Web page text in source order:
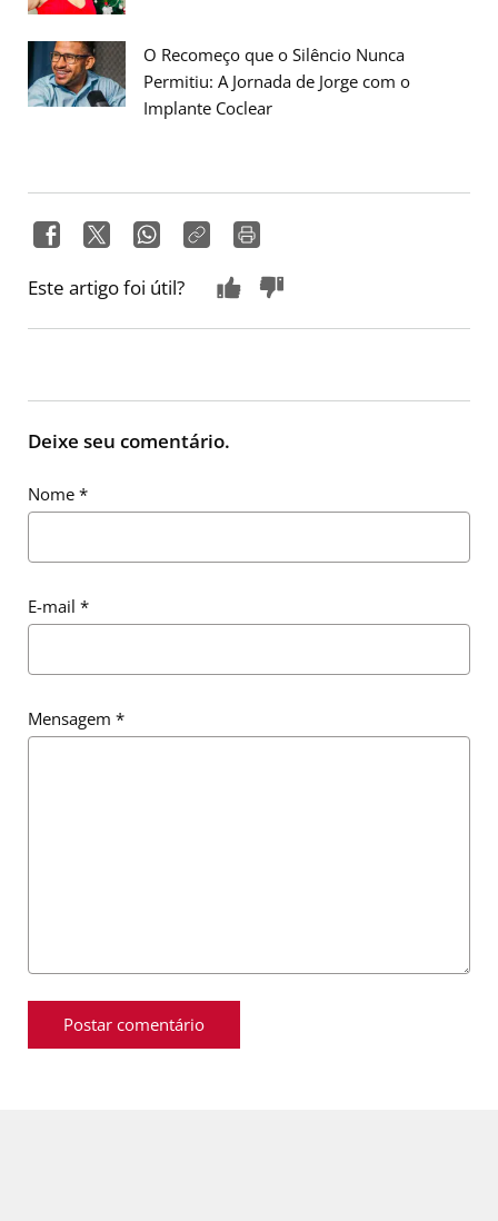
O Recomeço que o Silêncio Nunca
Permitiu: A Jornada de Jorge com o
Implante Coclear
Este artigo foi útil?
Deixe seu comentário.
Nome *
E-mail *
Mensagem *